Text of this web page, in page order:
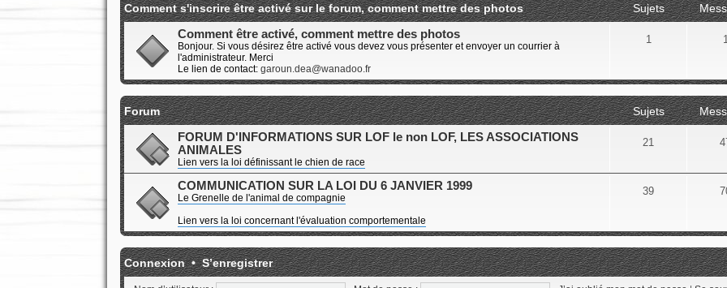
Comment s'inscrire être activé sur le forum, comment mettre des photos Sujets
Comment être activé, comment mettre des photos
Bonjour. Si vous désirez être activé vous devez vous présenter et envoyer un courrier à
l'administrateur. Merci
Le lien de contact: garoun.dea@wanadoo.fr
1 1
Forum Sujets
FORUM D'INFORMATIONS SUR LOF le non LOF, LES ASSOCIATIONS
ANIMALES
Lien vers la loi définissant le chien de race
21
COMMUNICATION SUR LA LOI DU 6 JANVIER 1999
Le Grenelle de l'animal de compagnie
Lien vers la loi concernant l'évaluation comportementale
39
Connexion•S’enregistrer